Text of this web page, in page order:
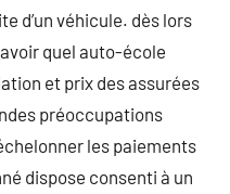
d’un véhicule. dès lors
quel auto-école
et prix des assurées
préoccupations
les paiements
dispose consenti à un